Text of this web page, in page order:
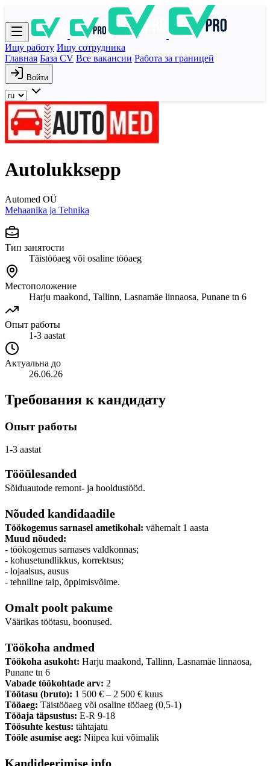
Ищу работу Ищу сотрудника
Главная База CV Все вакансии Работа за границей
Войти
Autolukksepp
Automed OÜ
Mehaanika ja Tehnika
Тип занятости
Täistööaeg või osaline tööaeg
Местоположение
Harju maakond, Tallinn, Lasnamäe linnaosa, Punane tn 6
Опыт работы
1-3 aastat
Актуальна до
26.06.26
Требования к кандидату
Опыт работы
1-3 aastat
Tööülesanded
Sõiduautode remont- ja hooldustööd.
Nõuded kandidaadile
Töökogemus sarnasel ametikohal: vähemalt 1 aasta
Muud nõuded:
- töökogemus sarnases valdkonnas;
- kohusetundlikkus, korrektsus;
- lojaalsus, ausus
- tehniline taip, õppimisvõime.
Omalt poolt pakume
Väärikas töötasu, boonused.
Töökoha andmed
Töökoha asukoht: Harju maakond, Tallinn, Lasnamäe linnaosa,
Punane tn 6
Vabade töökohtade arv: 2
Töötasu (bruto): 1 500 € – 2 500 € kuus
Tööaeg: Täistööaeg või osaline tööaeg (0,5-1)
Tööaja täpsustus: E-R 9-18
Töösuhte kestus: tähtajatu
Tööle asumise aeg: Niipea kui võimalik
Kandideerimise info